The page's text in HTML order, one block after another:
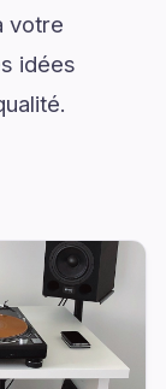
votre
idées